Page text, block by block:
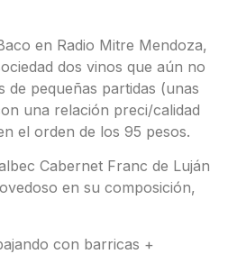
en Radio Mitre Mendoza,
dos vinos que aún no
de pequeñas partidas (unas
una relación preci/calidad
el orden de los 95 pesos.
Cabernet Franc de Luján
en su composición,
con barricas +